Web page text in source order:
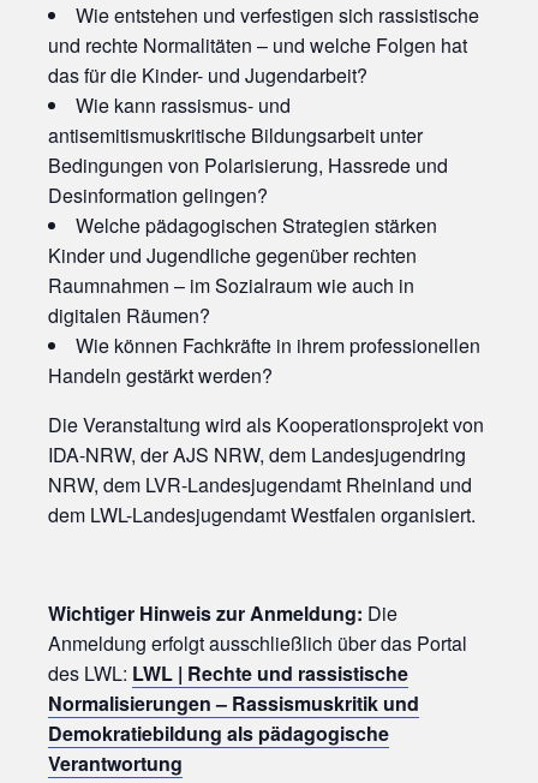
Wie entstehen und verfestigen sich rassistische
und rechte Normalitäten – und welche Folgen hat
das für die Kinder- und Jugendarbeit?
Wie kann rassismus- und
antisemitismuskritische Bildungsarbeit unter
Bedingungen von Polarisierung, Hassrede und
Desinformation gelingen?
Welche pädagogischen Strategien stärken
Kinder und Jugendliche gegenüber rechten
Raumnahmen – im Sozialraum wie auch in
digitalen Räumen?
Wie können Fachkräfte in ihrem professionellen
Handeln gestärkt werden?
Die Veranstaltung wird als Kooperationsprojekt von
IDA-NRW, der AJS NRW, dem Landesjugendring
NRW, dem LVR-Landesjugendamt Rheinland und
dem LWL-Landesjugendamt Westfalen organisiert.
Wichtiger Hinweis zur Anmeldung: Die
Anmeldung erfolgt ausschließlich über das Portal
des LWL: LWL | Rechte und rassistische
Normalisierungen – Rassismuskritik und
Demokratiebildung als pädagogische
Verantwortung